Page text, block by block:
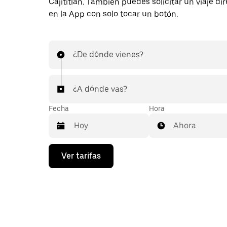
en la App con solo tocar un botón.
¿De dónde vienes?
¿A dónde vas?
Fecha
Presiona
flecha
Hora
Ahora
Ver tarifas